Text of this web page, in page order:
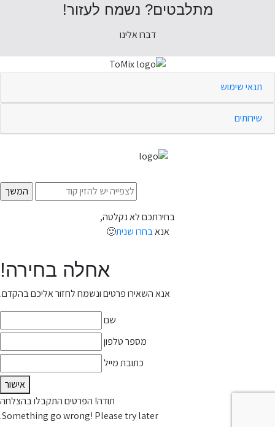
מתלבטים? נשמח לעזור!
דברו אלינו
תנאי שימוש
שירותים
בחירתכם לא נקלטה,
אנאבחרו שנית🙂
אחלה בחירה!
אנא השאירו פרטים ונשמח לחזור אליכם בהקדם.
שם
מספר טלפון
כתובת מייל
אישור
תודה! הפרטים התקבלו בהצלחה
Something go wrong! Please try later.